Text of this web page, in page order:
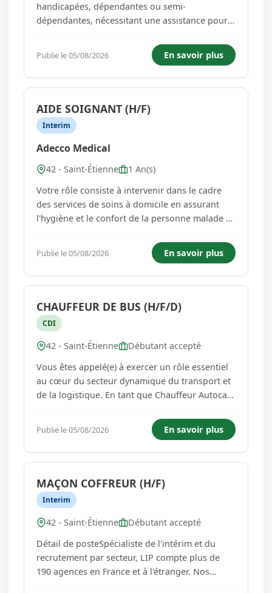
handicapées, dépendantes ou semi-
dépendantes, nécessitant une assistance pour
médical régulier dans le cadre des missions
suivantes : Etablir des relations de proximité
physique et psychique bienveillantes Assurer l...
Publie le 05/08/2026 En savoir plus
AIDE SOIGNANT (H/F)
Interim
Adecco Medical
42 - Saint-Étienne
1 An(s)
Votre rôle consiste à intervenir dans le cadre
des services de soins à domicile en assurant
l'hygiène et le confort de la personne malade à
du patient (rasage, shampoing, changement
des protections, .)Réalise des soins
corporelsPeut appliquer...
Publie le 05/08/2026 En savoir plus
CHAUFFEUR DE BUS (H/F/D)
CDI
42 - Saint-Étienne
Débutant accepté
Vous êtes appelé(e) à exercer un rôle essentiel
au cœur du secteur dynamique du transport et
de la logistique. En tant que Chauffeur Autocar,
:Conduire des autocars pour le transport de
voyageurs en respectant les horaires et les
itinéraires définis...
Publie le 05/08/2026 En savoir plus
MAÇON COFFREUR (H/F)
Interim
42 - Saint-Étienne
Débutant accepté
Détail de posteSpécialiste de l'intérim et du
recrutement par secteur, LIP compte plus de
190 agences en France et à l'étranger. Nos